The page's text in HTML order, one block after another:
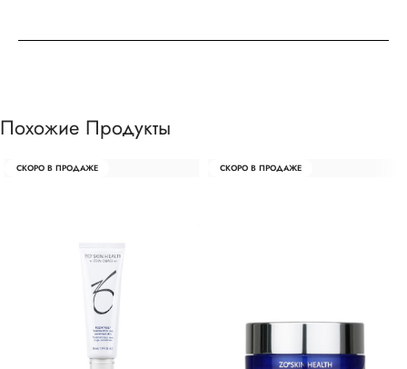
Похожие Продукты
СКОРО В ПРОДАЖЕ СКОРО В ПРОДАЖЕ